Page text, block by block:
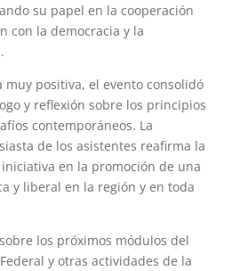
su papel en la cooperación
con la democracia y la
muy positiva, el evento consolidó
y reflexión sobre los principios
contemporáneos. La
de los asistentes reafirma la
en la promoción de una
y liberal en la región y en toda
los próximos módulos del
y otras actividades de la